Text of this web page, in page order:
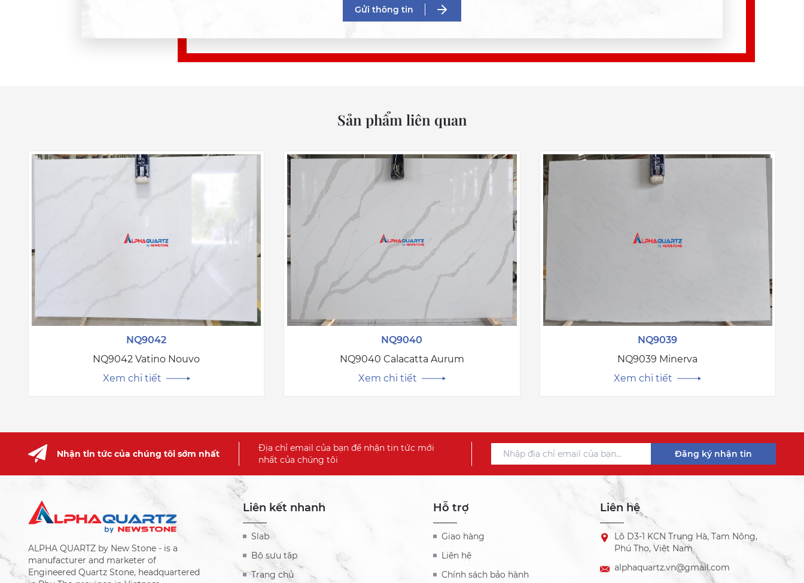
Gửi thông tin
Sản phẩm liên quan
NQ9042
NQ9042 Vatino Nouvo
Xem chi tiết
NQ9040
NQ9040 Calacatta Aurum
Xem chi tiết
NQ9039
NQ9039 Minerva
Xem chi tiết
Nhận tin tức của chúng tôi sớm nhất
Địa chỉ email của bạn để nhận tin tức mới
nhất của chúng tôi
Đăng ký nhận tin
ALPHA QUARTZ by New Stone - is a
manufacturer and marketer of
Engineered Quartz Stone, headquartered
Liên kết nhanh
Slab
Bộ sưu tập
Trang chủ
Hỗ trợ
Giao hàng
Liên hệ
Chính sách bảo hành
Liên hệ
Lô D3-1 KCN Trung Hà, Tam Nông,
Phú Thọ, Việt Nam
alphaquartz.vn@gmail.com